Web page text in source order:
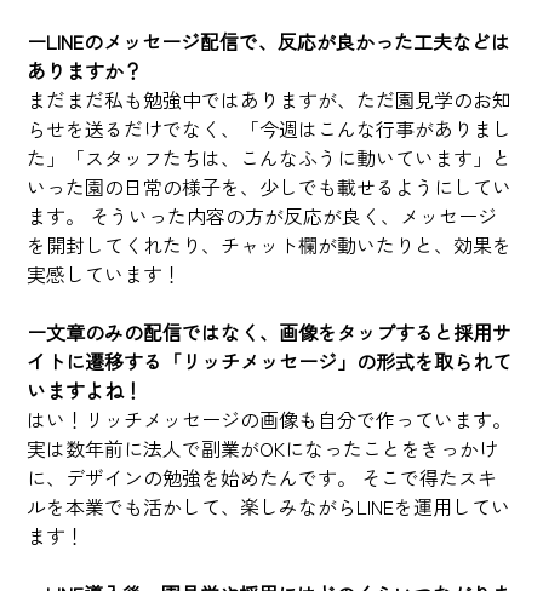
ーLINEのメッセージ配信で、反応が良かった工夫などは
ありますか？
まだまだ私も勉強中ではありますが、ただ園見学のお知
らせを送るだけでなく、「今週はこんな行事がありまし
た」「スタッフたちは、こんなふうに動いています」と
いった園の日常の様子を、少しでも載せるようにしてい
ます。 そういった内容の方が反応が良く、メッセージ
を開封してくれたり、チャット欄が動いたりと、効果を
実感しています！
ー文章のみの配信ではなく、画像をタップすると採用サ
イトに遷移する「リッチメッセージ」の形式を取られて
いますよね！
はい！リッチメッセージの画像も自分で作っています。
実は数年前に法人で副業がOKになったことをきっかけ
に、デザインの勉強を始めたんです。 そこで得たスキ
ルを本業でも活かして、楽しみながらLINEを運用してい
ます！